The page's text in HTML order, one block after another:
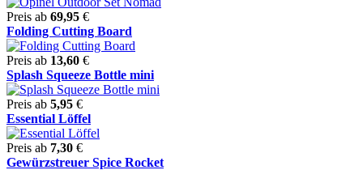
Preis ab 69,95 €
Folding Cutting Board
Preis ab 13,60 €
Splash Squeeze Bottle mini
Preis ab 5,95 €
Essential Löffel
Preis ab 7,30 €
Gewürzstreuer Spice Rocket